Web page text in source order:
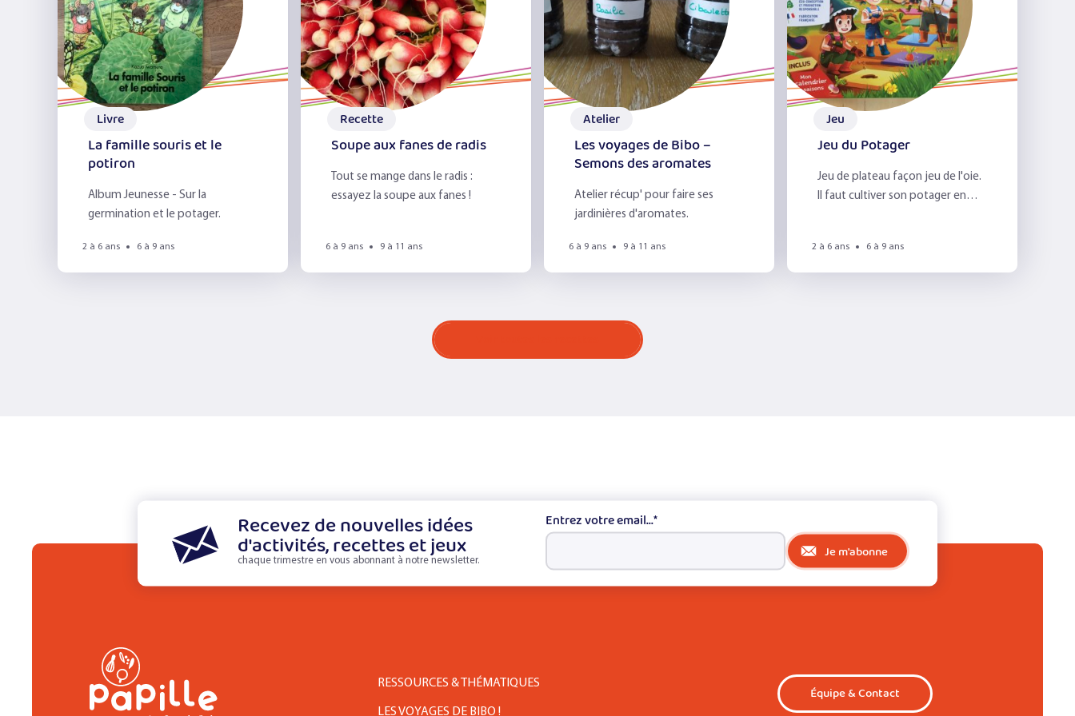
Livre
La famille souris et le
potiron
Album Jeunesse - Sur la
germination et le potager.
2 à 6 ans 6 à 9 ans
Recette
Soupe aux fanes de radis
Tout se mange dans le radis :
essayez la soupe aux fanes !
6 à 9 ans 9 à 11 ans
Atelier
Les voyages de Bibo –
Semons des aromates
Atelier récup' pour faire ses
jardinières d'aromates.
6 à 9 ans 9 à 11 ans
Jeu
Jeu du Potager
Jeu de plateau façon jeu de l'oie.
Il faut cultiver son potager en
2 à 6 ans 6 à 9 ans
Recevez de nouvelles idées
d'activités, recettes et jeux
chaque trimestre en vous abonnant à notre newsletter.
Entrez votre email...*
Je m'abonne
RESSOURCES & THÉMATIQUES
LES VOYAGES DE BIBO !
Équipe & Contact